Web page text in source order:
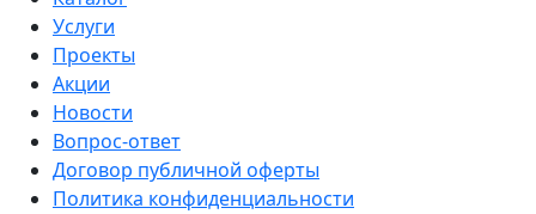
Услуги
Проекты
Акции
Новости
Вопрос-ответ
Договор публичной оферты
Политика конфиденциальности